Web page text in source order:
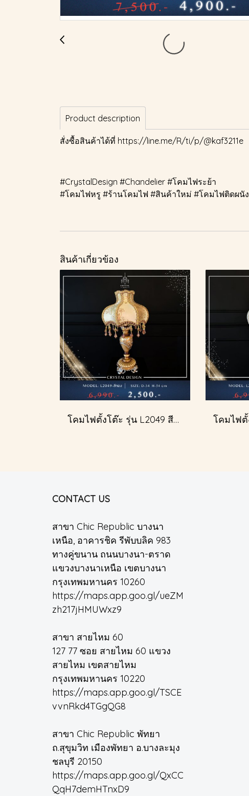
Product description
สั่งซื้อสินค้าได้ที่ https://line.me/R/ti/p/@kaf3211e
#CrystalDesign #Chandelier #โคมไฟระย้า
#โคมไฟหรู #ร้านโคมไฟ #สินค้าใหม่ #โคมไฟติดผนัง
สินค้าเกี่ยวข้อง
โคมไฟตั้งโต๊ะ รุ่น L2049 สีทอง (ตั้งโต๊ะ)
CONTACT US
สาขา Chic Republic บางนา
เหนือ, อาคารชิค รีพับบลิค 983
ทางคู่ขนาน ถนนบางนา-ตราด
แขวงบางนาเหนือ เขตบางนา
กรุงเทพมหานคร 10260
https://maps.app.goo.gl/ueZM
zh217jHMUWxz9
สาขา สายไหม 60
127 77 ซอย สายไหม 60 แขวง
สายไหม เขตสายไหม
กรุงเทพมหานคร 10220
https://maps.app.goo.gl/TSCE
vvnRkd4TGgQG8
สาขา Chic Republic พัทยา
ถ.สุขุมวิท เมืองพัทยา อ.บางละมุง
ชลบุรี 20150
https://maps.app.goo.gl/QxCC
QqH7demHTnxD9